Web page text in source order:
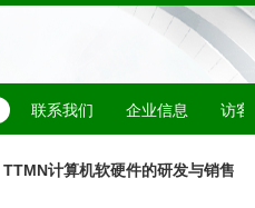
联系我们 企业信息 访客
TTMN计算机软硬件的研发与销售